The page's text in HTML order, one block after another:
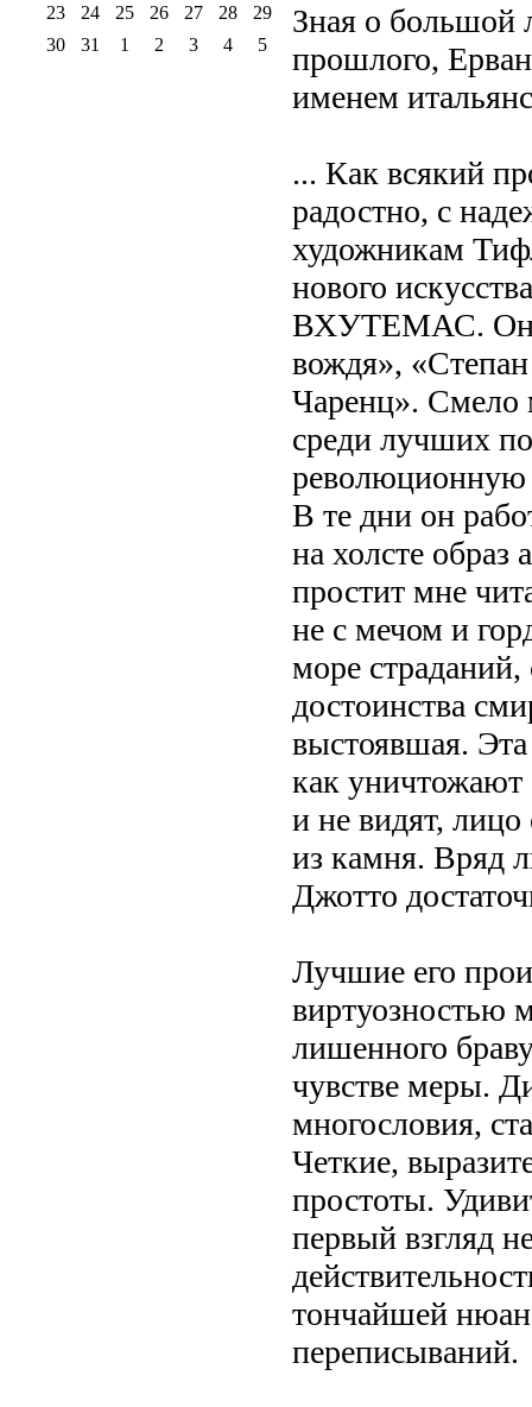
Зная о большой
прошлого,
именем
... Как всякий
радостно, с
художникам
нового
ВХУТЕМАС. Он
вождя»,
Чаренц». Смело
среди лучших
революционную
В те дни он
на холсте
простит мне
не с мечом и
море страданий,
достоинства
выстоявшая.
как уничтожают
и не видят,
из камня. Вряд
Джотто
Лучшие его
виртуозностью
лишенного
чувстве меры.
многословия,
Четкие,
простоты.
первый взгляд
тончайшей
переписываний.
23
24 25 26 27 28
29
30
31 1 2 3 4 5